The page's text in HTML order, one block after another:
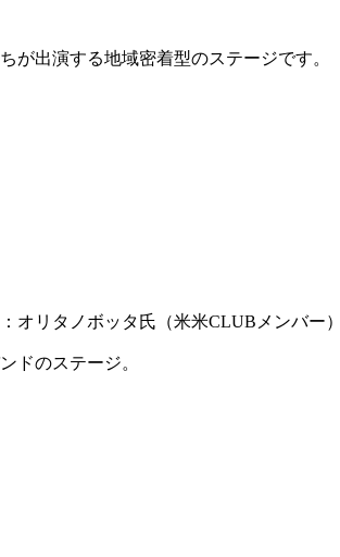
が出演する地域密着型のステージです。
オリタノボッタ氏（米米CLUBメンバー）
ドのステージ。